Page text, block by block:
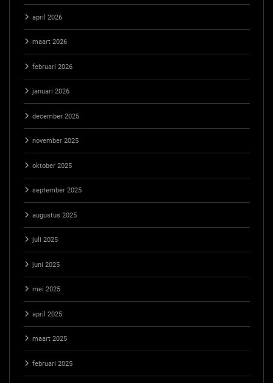
april 2026
maart 2026
februari 2026
januari 2026
december 2025
november 2025
oktober 2025
september 2025
augustus 2025
juli 2025
juni 2025
mei 2025
april 2025
maart 2025
februari 2025